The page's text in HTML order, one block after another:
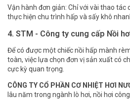
Vận hành đơn giản: Chỉ với vài thao tác
thực hiện chu trình hấp và sấy khô
4. STM - Công ty cung cấp Nồi
Để có được một chiếc nồi hấp mành
toàn, việc lựa chọn đơn vị sản xuất có
cực kỳ quan trọng.
CÔNG TY CỔ PHẦN CƠ NHIỆT HƠI
lâu năm trong ngành lò hơi, nồi hơi